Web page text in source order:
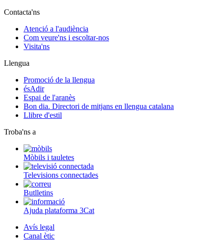
Contacta'ns
Atenció a l'audiència
Com veure'ns i escoltar-nos
Visita'ns
Llengua
Promoció de la llengua
ésAdir
Espai de l'aranès
Bon dia. Directori de mitjans en llengua catalana
Llibre d'estil
Troba'ns a
Mòbils i tauletes
Televisions connectades
Butlletins
Ajuda plataforma 3Cat
Avís legal
Canal ètic